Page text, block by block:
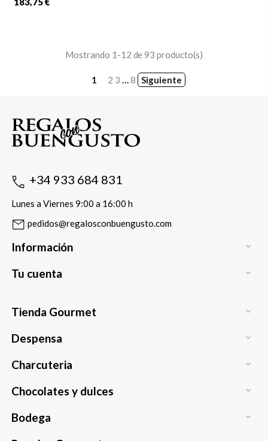
Mostrando 1-12 de 93 producto(s)
1 2 3 …8 Siguiente
+34 933 684 831
Lunes a Viernes 9:00 a 16:00 h
pedidos@regalosconbuengusto.com
Información 
Tu cuenta 
Tienda Gourmet 
Despensa 
Charcuteria 
Chocolates y dulces 
Bodega 